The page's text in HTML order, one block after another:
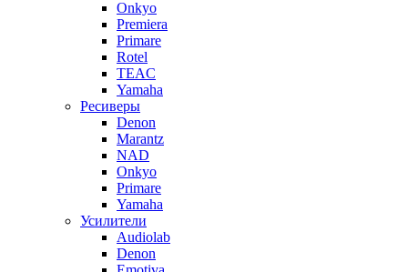
Onkyo
Premiera
Primare
Rotel
TEAC
Yamaha
Ресиверы
Denon
Marantz
NAD
Onkyo
Primare
Yamaha
Усилители
Audiolab
Denon